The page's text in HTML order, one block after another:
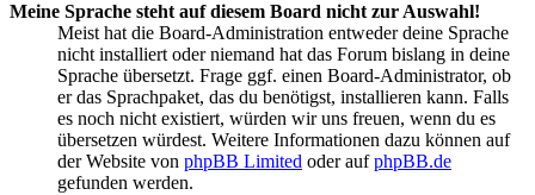
Meine Sprache steht auf diesem Board nicht zur Auswahl!
Meist hat die Board-Administration entweder deine Sprache
nicht installiert oder niemand hat das Forum bislang in deine
Sprache übersetzt. Frage ggf. einen Board-Administrator, ob
er das Sprachpaket, das du benötigst, installieren kann. Falls
es noch nicht existiert, würden wir uns freuen, wenn du es
übersetzen würdest. Weitere Informationen dazu können auf
der Website von phpBB Limited oder aufphpBB.de
gefunden werden.